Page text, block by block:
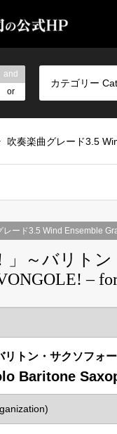
and
or
カテゴリー
吹奏楽曲グレード3.5
レード3.5 Wind Ensemble
」～バリト
– for
リトン・サクソフォ
Baritone